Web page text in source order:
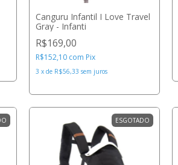
Canguru Infantil I Love Travel
Gray - Infanti
R$169,00
R$152,10 com Pix
3 x de R$56,33 sem juros
ESGOTADO